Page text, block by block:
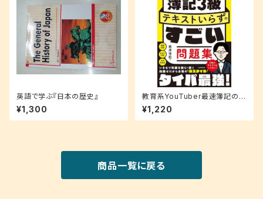
英語で学ぶ『日本の歴史』
¥1,300
教育系YouTuber最速簿記の簿
記3級 テキストいらずのすごい
問題集
¥1,220
商品一覧に戻る